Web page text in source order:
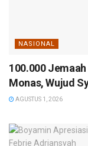
NASIONAL
100.000
Monas, Wujud
AGUSTUS 1, 2026